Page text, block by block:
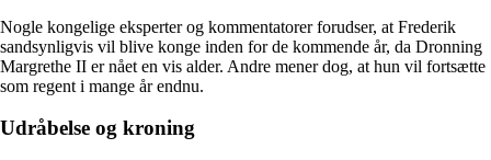
Nogle kongelige eksperter og kommentatorer forudser, at Frederik
sandsynligvis vil blive konge inden for de kommende år, da Dronning
Margrethe II er nået en vis alder. Andre mener dog, at hun vil fortsætte
som regent i mange år endnu.
Udråbelse og kroning